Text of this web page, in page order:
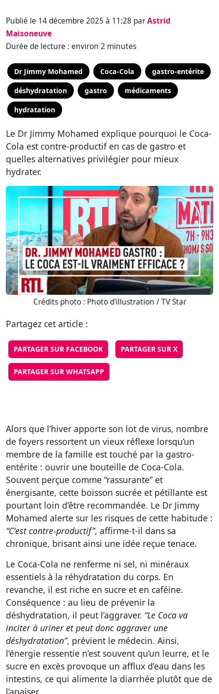
Publié le 14 décembre 2025 à 11:28 parAstrid
Maisoneuve
Durée de lecture : environ 2 minutes
Dr Jimmy Mohamed Coca-Cola gastro-entérite
déshydratation gastro médicaments
hydratation
Le Dr Jimmy Mohamed explique pourquoi le Coca-
Cola est contre-productif en cas de gastro et
quelles alternatives privilégier pour mieux
hydrater.
Crédits photo : Photo d'illustration / TV Star
Partagez cet article :
PARTAGER SUR FACEBOOK PARTAGER SUR X
PARTAGER SUR WHATSAPP
Alors que l’hiver apporte son lot de virus, nombre
de foyers ressortent un vieux réflexe lorsqu’un
membre de la famille est touché par la gastro-
entérite : ouvrir une bouteille de Coca-Cola.
Souvent perçue comme “rassurante” et
énergisante, cette boisson sucrée et pétillante est
pourtant loin d’être recommandée. Le Dr Jimmy
Mohamed alerte sur les risques de cette habitude :
“C'est contre-productif”, affirme-t-il dans sa
chronique, brisant ainsi une idée reçue tenace.
Le Coca-Cola ne renferme ni sel, ni minéraux
essentiels à la réhydratation du corps. En
revanche, il est riche en sucre et en caféine.
Conséquence : au lieu de prévenir la
déshydratation, il peut l’aggraver. “Le Coca va
inciter à uriner et peut donc aggraver une
déshydratation”, prévient le médecin. Ainsi,
l’énergie ressentie n’est souvent qu’un leurre, et le
sucre en excès provoque un afflux d’eau dans les
intestins, ce qui alimente la diarrhée plutôt que de